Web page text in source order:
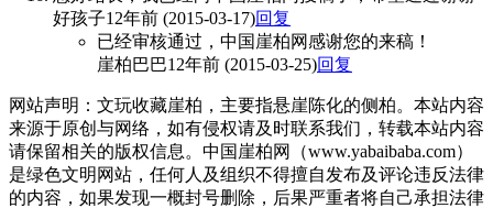
好孩子12年前 (2015-03-17)回复
已经审核通过，中国崖柏网感谢您的来稿！
崖柏巴巴12年前 (2015-03-25)回复
网站声明：文玩收藏崖柏，主要指悬崖陈化的侧柏。本站内容
来源于原创与网络，如有侵权请及时联系我们，转载本站内容
请保留相关的版权信息。中国崖柏网（www.yabaibaba.com）
是绿色文明网站，任何人及组织不得擅自发布及评论违反法律
的内容，如果发现一概封号删除，后果严重者将自己承担法律